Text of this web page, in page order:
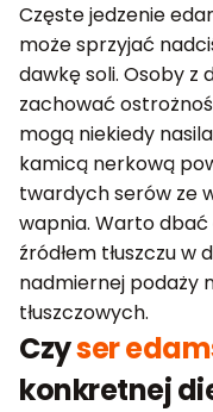
Częste jedzenie
może sprzyjać
dawkę soli. Osoby z
zachować
mogą niekiedy
kamicą nerkową
twardych serów ze
wapnia. Warto dbać
źródłem tłuszczu
nadmiernej podaży
tłuszczowych.
Czyser
konkretnej